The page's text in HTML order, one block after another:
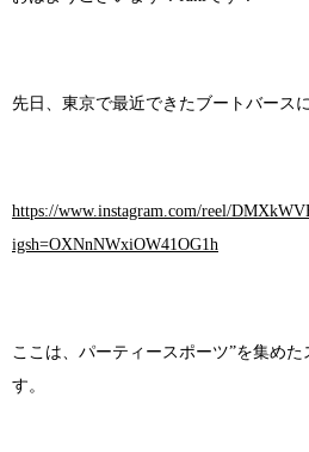
先日、東京で最近できたブートバース
https://www.instagram.com/reel/
igsh=OXNnNWxiOW41OG1h
ここは、パーティースポーツ”を集め
す。